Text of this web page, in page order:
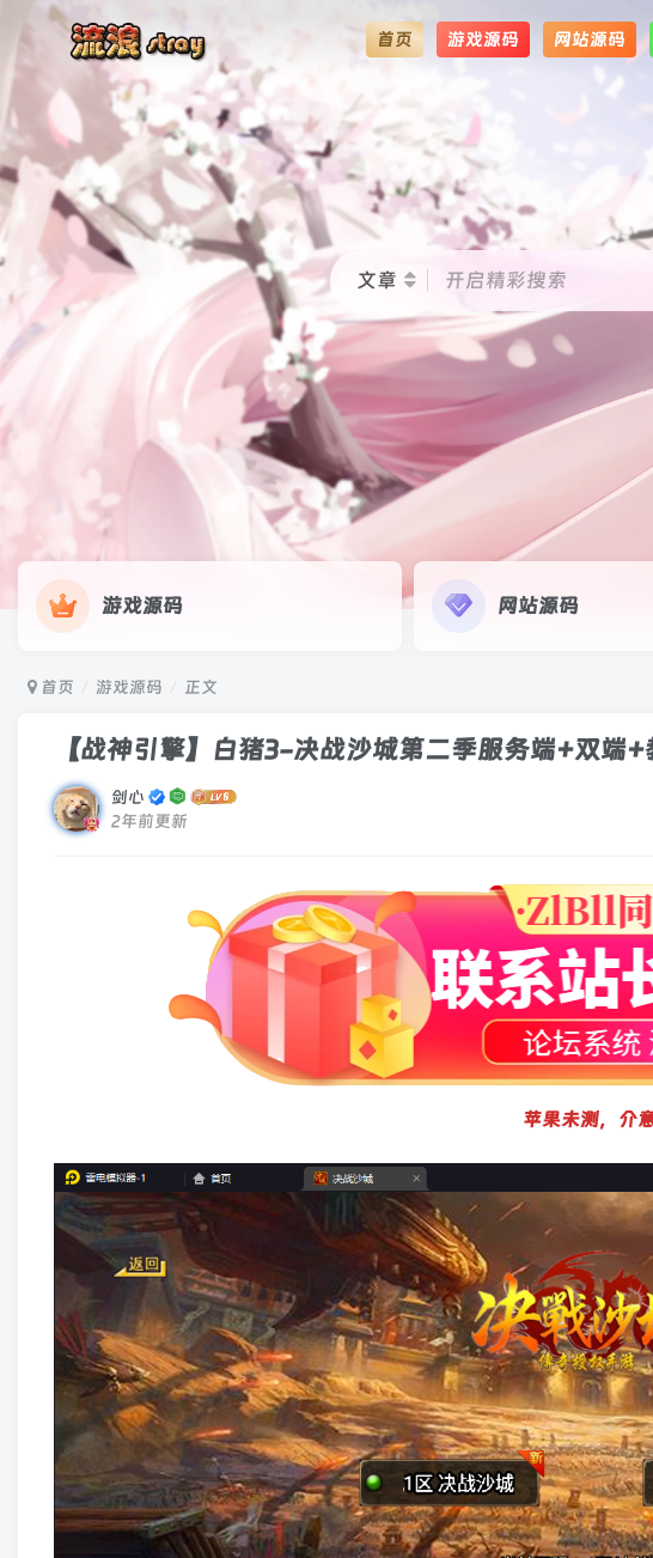
首页 游戏源码 网站源码
文章 开启精彩搜索
游戏源码 网站源码
首页 游戏源码 正文
【战神引擎】白猪3-决战沙城第二季服务端+双端+
剑心
2年前更新
苹果未测，介